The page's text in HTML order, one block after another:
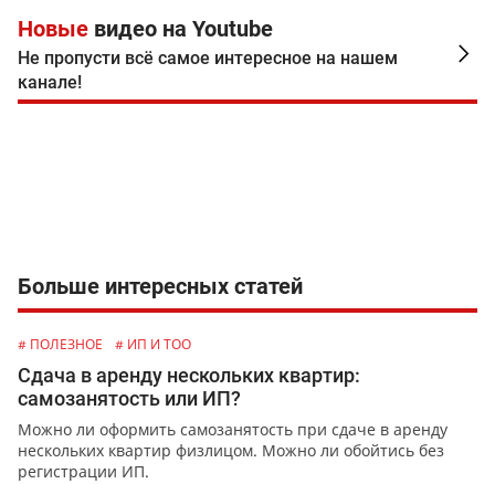
Новые видео на Youtube
Не пропусти всё самое интересное на нашем
канале!
Больше интересных статей
# ПОЛЕЗНОЕ # ИП И ТОО
Сдача в аренду нескольких квартир:
самозанятость или ИП?
Можно ли оформить самозанятость при сдаче в аренду
нескольких квартир физлицом. Можно ли обойтись без
регистрации ИП.